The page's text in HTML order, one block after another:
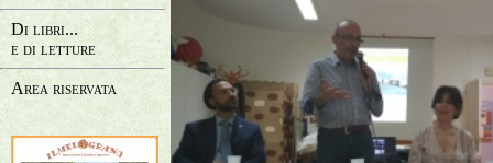
Di libri...
e di letture
Area riservata